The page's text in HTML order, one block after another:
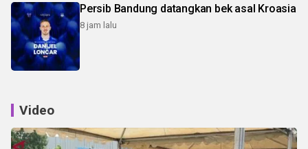
Persib Bandung datangkan bek asal Kroasia
8 jam lalu
Video